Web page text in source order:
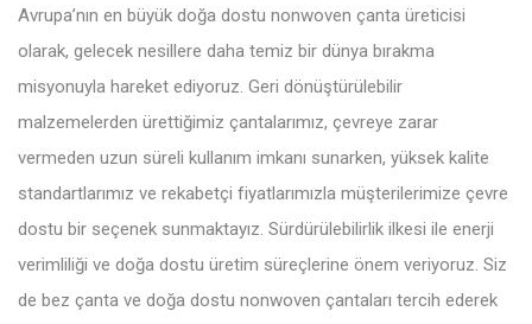
Avrupa’nın en büyük doğa dostu nonwoven çanta üreticisi
olarak, gelecek nesillere daha temiz bir dünya bırakma
misyonuyla hareket ediyoruz. Geri dönüştürülebilir
malzemelerden ürettiğimiz çantalarımız, çevreye zarar
vermeden uzun süreli kullanım imkanı sunarken, yüksek kalite
standartlarımız ve rekabetçi fiyatlarımızla müşterilerimize çevre
dostu bir seçenek sunmaktayız. Sürdürülebilirlik ilkesi ile enerji
verimliliği ve doğa dostu üretim süreçlerine önem veriyoruz. Siz
de bez çanta ve doğa dostu nonwoven çantaları tercih ederek